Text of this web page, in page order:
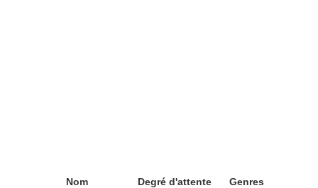
Nom Degré d'attente Genres